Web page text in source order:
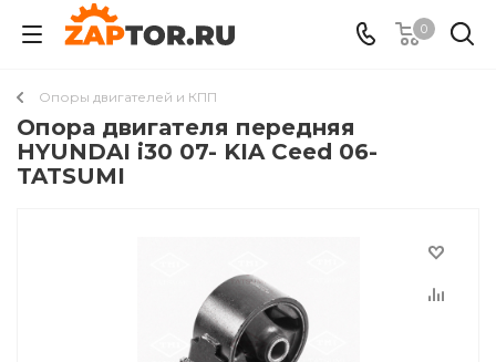
0
Опоры двигателей и КПП
Опора двигателя передняя
HYUNDAI i30 07- KIA Ceed 06-
TATSUMI